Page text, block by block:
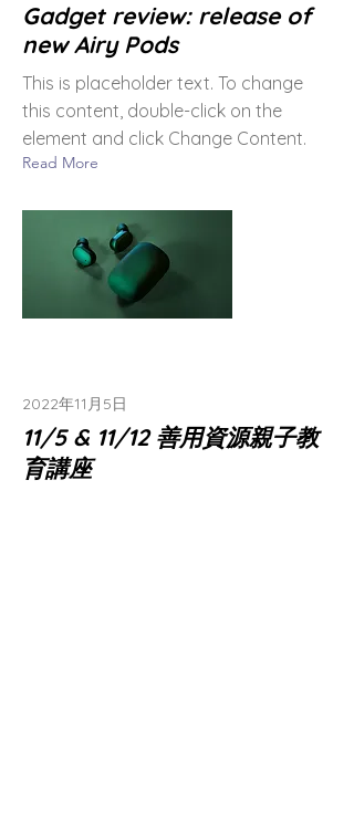
Gadget review: release of
new Airy Pods
This is placeholder text. To change
this content, double-click on the
element and click Change Content.
Read More
2022年11月5日
11/5 & 11/12 善用資源親子教
育講座